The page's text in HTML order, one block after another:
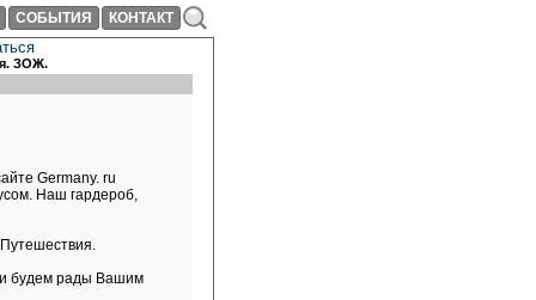
СОБЫТИЯ КОНТАКТ
ЗОЖ.
Germany. ru
Наш гардероб,
и будем рады Вашим